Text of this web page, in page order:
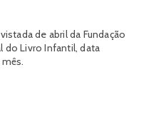
de abril da Fundação
do Livro Infantil, data